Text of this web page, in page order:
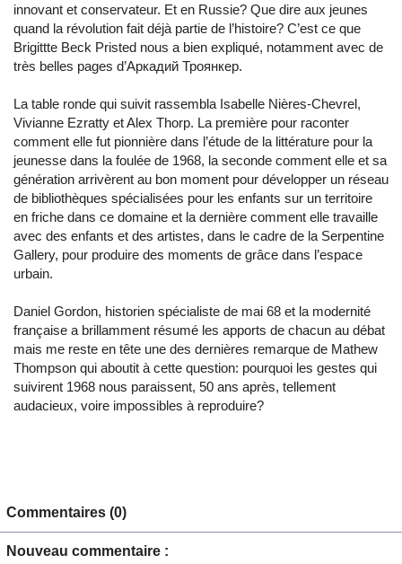
innovant et conservateur. Et en Russie? Que dire aux jeunes
quand la révolution fait déjà partie de l’histoire? C’est ce que
Brigittte Beck Pristed nous a bien expliqué, notamment avec de
très belles pages d’Аркадий Троянкер.
La table ronde qui suivit rassembla Isabelle Nières-Chevrel,
Vivianne Ezratty et Alex Thorp. La première pour raconter
comment elle fut pionnière dans l’étude de la littérature pour la
jeunesse dans la foulée de 1968, la seconde comment elle et sa
génération arrivèrent au bon moment pour développer un réseau
de bibliothèques spécialisées pour les enfants sur un territoire
en friche dans ce domaine et la dernière comment elle travaille
avec des enfants et des artistes, dans le cadre de la Serpentine
Gallery, pour produire des moments de grâce dans l’espace
urbain.
Daniel Gordon, historien spécialiste de mai 68 et la modernité
française a brillamment résumé les apports de chacun au débat
mais me reste en tête une des dernières remarque de Mathew
Thompson qui aboutit à cette question: pourquoi les gestes qui
suivirent 1968 nous paraissent, 50 ans après, tellement
audacieux, voire impossibles à reproduire?
Commentaires (0)
Nouveau commentaire :